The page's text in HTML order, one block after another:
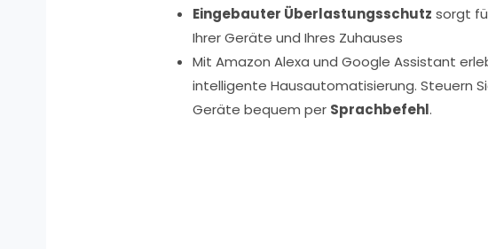
Eingebauter Überlastungsschutz sorgt
Ihrer Geräte und Ihres Zuhauses
Mit Amazon Alexa und Google Assistant
intelligente Hausautomatisierung. Steuern
Geräte bequem per Sprachbefehl.